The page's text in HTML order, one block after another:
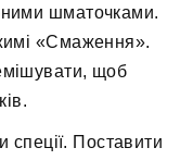
шматочками.
«Смаження».
щоб
спеції. Поставити